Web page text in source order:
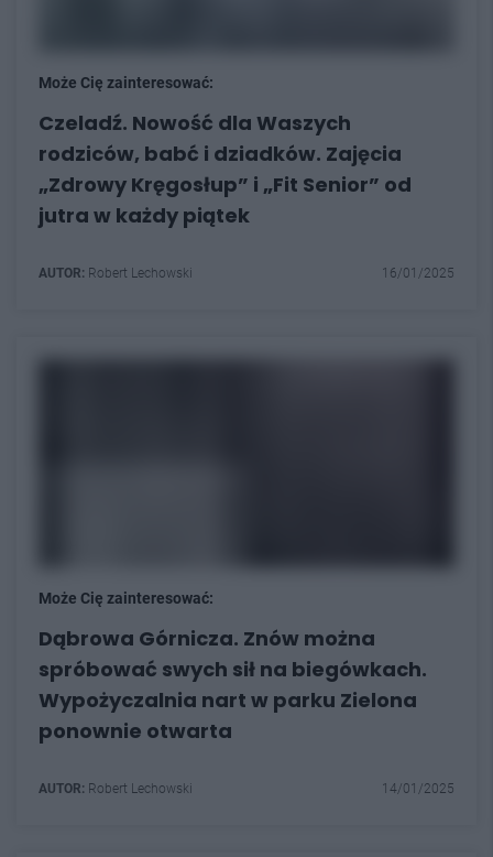
Może Cię zainteresować:
Czeladź. Nowość dla Waszych
rodziców, babć i dziadków. Zajęcia
„Zdrowy Kręgosłup” i „Fit Senior” od
jutra w każdy piątek
AUTOR: Robert Lechowski 16/01/2025
Może Cię zainteresować:
Dąbrowa Górnicza. Znów można
spróbować swych sił na biegówkach.
Wypożyczalnia nart w parku Zielona
ponownie otwarta
AUTOR: Robert Lechowski 14/01/2025